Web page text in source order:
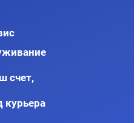
счет,
курьера